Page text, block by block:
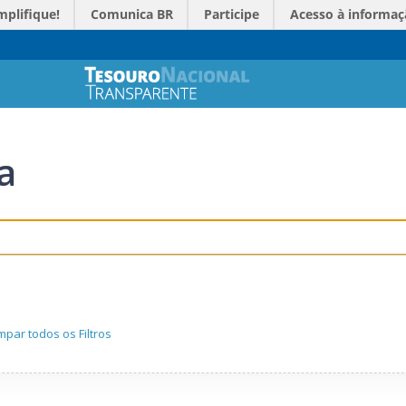
Comunica BR Participe Acesso à
todos os Filtros